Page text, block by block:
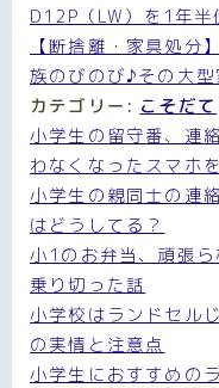
D12P（LW）を1年半
【断捨離・家具処
族のびのび♪その大
カテゴリー: こそだて
小学生の留守番、連
わなくなったスマホ
小学生の親同士の連
はどうしてる？
小1のお弁当、頑張
乗り切った話
小学校はランドセル
の実情と注意点
小学生におすすめの